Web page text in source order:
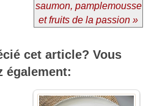
saumon, pamplemousse
et fruits de la passion »
cet article? Vous
également: